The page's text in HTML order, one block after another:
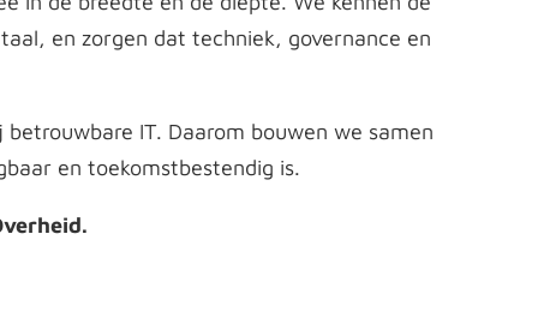
en zorgen dat techniek, governance en
IT. Daarom bouwen we samen
en toekomstbestendig is.